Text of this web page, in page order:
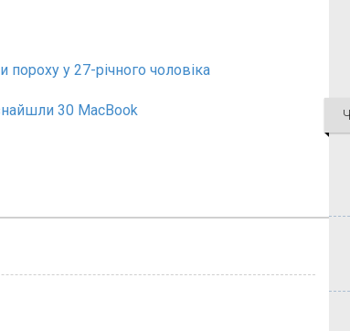
у 27-річного чоловіка
30 MacBook